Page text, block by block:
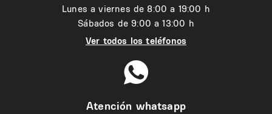
Lunes a viernes de 8:00 a 19:00 h
Sábados de 9:00 a 13:00 h
Ver todos los teléfonos
Atención whatsapp